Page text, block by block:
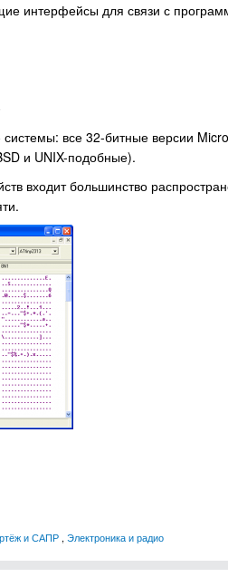
интерфейсы для связи с
все 32-битные версии
и UNIX-подобные).
входит большинство
и САПР , Электроника и радио